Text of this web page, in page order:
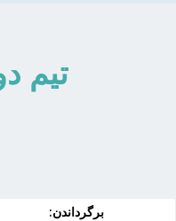
تیم
برگرداندن: